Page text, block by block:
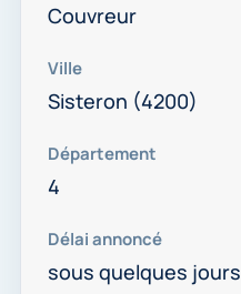
Couvreur
Ville
Sisteron (4200)
Département
4
Délai annoncé
sous quelques jours